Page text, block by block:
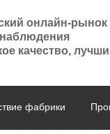
онлайн-рынок
качество,
фабрики